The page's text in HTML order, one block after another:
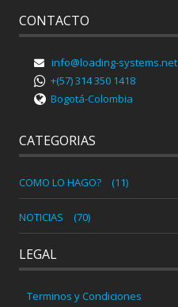
CONTACTO
info@loading-systems.net
+(57) 314 350 1418
Bogotá-Colombia
CATEGORIAS
COMO LO HAGO? (11)
NOTICIAS (70)
LEGAL
Terminos y Condiciones